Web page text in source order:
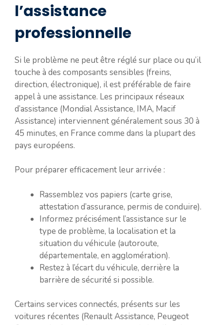
l’assistance
professionnelle
Si le problème ne peut être réglé sur place ou qu’il
touche à des composants sensibles (freins,
direction, électronique), il est préférable de faire
appel à une assistance. Les principaux réseaux
d’assistance (Mondial Assistance, IMA, Macif
Assistance) interviennent généralement sous 30 à
45 minutes, en France comme dans la plupart des
pays européens.
Pour préparer efficacement leur arrivée :
Rassemblez vos papiers (carte grise,
attestation d’assurance, permis de conduire).
Informez précisément l’assistance sur le
type de problème, la localisation et la
situation du véhicule (autoroute,
départementale, en agglomération).
Restez à l’écart du véhicule, derrière la
barrière de sécurité si possible.
Certains services connectés, présents sur les
voitures récentes (Renault Assistance, Peugeot